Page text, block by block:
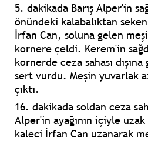
5. dakikada Barış Alper'in
önündeki kalabalıktan
İrfan Can, soluna gelen
kornere çeldi. Kerem'in
kornerde ceza sahası
sert vurdu. Meşin yuvarlak
çıktı.
16. dakikada soldan ceza
Alper'in ayağının içiyle
kaleci İrfan Can uzanarak